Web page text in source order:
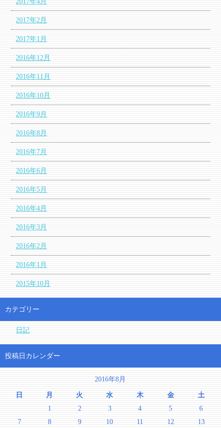
2017年2月
2017年1月
2016年12月
2016年11月
2016年10月
2016年9月
2016年8月
2016年7月
2016年6月
2016年5月
2016年4月
2016年3月
2016年2月
2016年1月
2015年10月
カテゴリー
日記
投稿日カレンダー
2016年8月
日 月 火 水 木 金
土
1
2 3 4 5
6
7
8 9 10 11 12 13